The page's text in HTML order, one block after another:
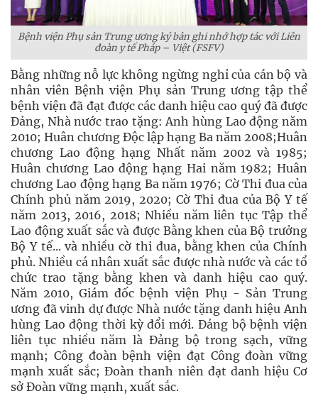
Bệnh viện Phụ sản Trung ương ký bản ghi nhớ hợp tác với Liên
đoàn y tế Pháp – Việt (FSFV)
Bằng những nỗ lực không ngừng nghỉ của cán bộ và
nhân viên Bệnh viện Phụ sản Trung ương tập thể
bệnh viện đã đạt được các danh hiệu cao quý đã được
Đảng, Nhà nước trao tặng: Anh hùng Lao động năm
2010; Huân chương Độc lập hạng Ba năm 2008;Huân
chương Lao động hạng Nhất năm 2002 và 1985;
Huân chương Lao động hạng Hai năm 1982; Huân
chương Lao động hạng Ba năm 1976; Cờ Thi đua của
Chính phủ năm 2019, 2020; Cờ Thi đua của Bộ Y tế
năm 2013, 2016, 2018; Nhiều năm liên tục Tập thể
Lao động xuất sắc và được Bằng khen của Bộ trưởng
Bộ Y tế... và nhiều cờ thi đua, bằng khen của Chính
phủ. Nhiều cá nhân xuất sắc được nhà nước và các tổ
chức trao tặng bằng khen và danh hiệu cao quý.
Năm 2010, Giám đốc bệnh viện Phụ - Sản Trung
ương đã vinh dự được Nhà nước tặng danh hiệu Anh
hùng Lao động thời kỳ đổi mới. Đảng bộ bệnh viện
liên tục nhiều năm là Đảng bộ trong sạch, vững
mạnh; Công đoàn bệnh viện đạt Công đoàn vững
mạnh xuất sắc; Đoàn thanh niên đạt danh hiệu Cơ
sở Đoàn vững mạnh, xuất sắc.